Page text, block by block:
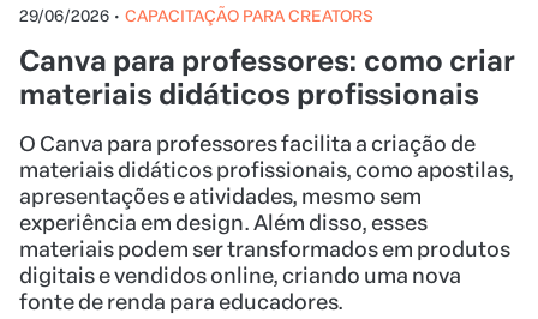
29/06/2026 • CAPACITAÇÃO PARA CREATORS
Canva para professores: como criar
materiais didáticos profissionais
O Canva para professores facilita a criação de
materiais didáticos profissionais, como apostilas,
apresentações e atividades, mesmo sem
experiência em design. Além disso, esses
materiais podem ser transformados em produtos
digitais e vendidos online, criando uma nova
fonte de renda para educadores.